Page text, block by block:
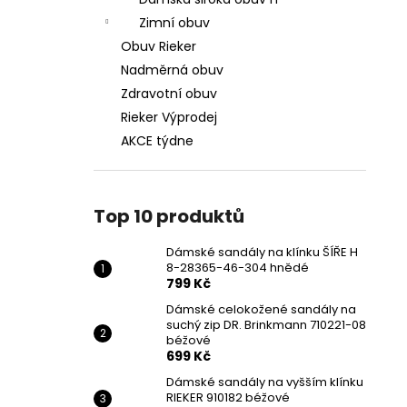
Zimní obuv
Obuv Rieker
Nadměrná obuv
Zdravotní obuv
Rieker Výprodej
AKCE týdne
Top 10 produktů
Dámské sandály na klínku ŠÍŘE H
8-28365-46-304 hnědé
799 Kč
Dámské celokožené sandály na
suchý zip DR. Brinkmann 710221-08
béžové
699 Kč
Dámské sandály na vyšším klínku
RIEKER 910182 béžové
DÁMSKÉ SANDÁLY NA KLÍNKU ŠÍŘE H 8-
28365-46-304 HNĚDÉ
799 Kč
Původně: 1 699 Kč